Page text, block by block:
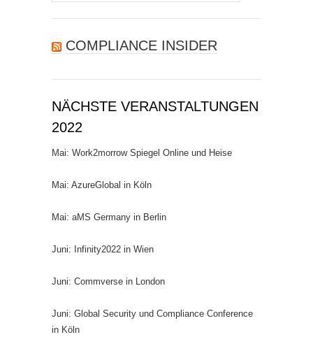
nach:
COMPLIANCE INSIDER
NÄCHSTE VERANSTALTUNGEN
2022
Mai: Work2morrow Spiegel Online und Heise
Mai: AzureGlobal in Köln
Mai: aMS Germany in Berlin
Juni: Infinity2022 in Wien
Juni: Commverse in London
Juni: Global Security und Compliance Conference
in Köln